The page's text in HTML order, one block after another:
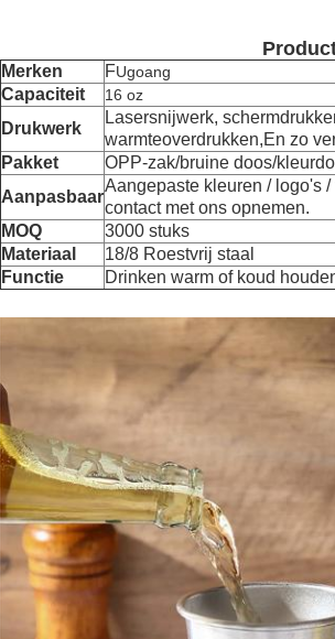
Merken FUgoang
Capaciteit 16 oz
Drukwerk
Lasersnijwerk,
warmteoverdrukken,En zo
Pakket
OPP-zak/bruine doos/
Aanpasbaar
Aangepaste kleuren / logo's
contact met ons opnemen.
MOQ
3000 stuks
Materiaal
18/8 Roestvrij staal
Functie
Drinken warm of koud